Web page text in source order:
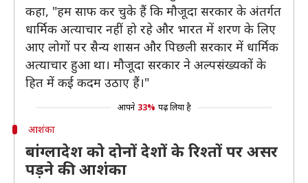
कहा, "हम साफ कर चुके हैं कि मौजूदा सरकार के अंतर्गत
धार्मिक अत्याचार नहीं हो रहे और भारत में शरण के लिए
आए लोगों पर सैन्य शासन और पिछली सरकार में धार्मिक
अत्याचार हुआ था। मौजूदा सरकार ने अल्पसंख्यकों के
हित में कई कदम उठाए हैं।"
आपने 33% पढ़ लिया है
आशंका
बांग्लादेश को दोनों देशों के रिश्तों पर असर
पड़ने की आशंका